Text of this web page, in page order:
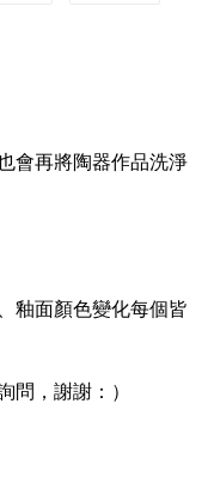
會再將陶器作品洗淨
釉面顏色變化每個皆
問，謝謝：）